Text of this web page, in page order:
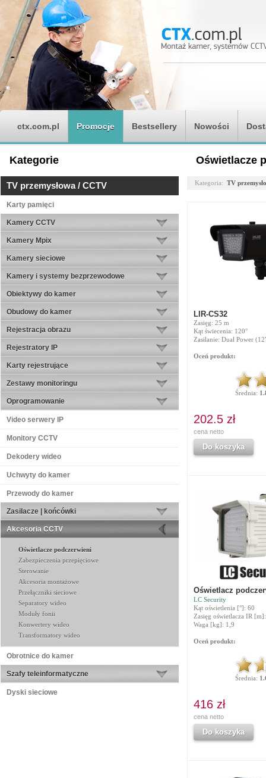
ctx.com.pl Promocje Bestsellery Nowości
Kategorie
TV przemysłowa / CCTV
Karty pamięci
Kamery CCTV
Kamery Mpix
Kamery sieciowe
Kamery i systemy bezprzewodowe
Obiektywy do kamer
Obudowy do kamer
Rejestracja obrazu
Rejestratory IP
Karty rejestrujące
Zestawy monitoringu
Oprogramowanie
Video serwery IP
Monitory CCTV
Dekodery wideo
Uchwyty do kamer
Przewody do kamer
Zasilacze | końcówki
Akcesoria CCTV
Oświetlacze podczerwieni
Zabezpieczenia przepięciowe
Sterowanie
Akcesoria montażowe
Przełączniki sieciowe
Separatory wideo
Moduły fonii
Konwertery wideo
Transformatory wideo
Obrotnice do kamer
Szafy teleinformatyczne
Dyski sieciowe
Oświetlacze
Kategoria: TV
LIR-CS32
Zasięg: 25 m
Kąt świecenia: 120°
Zasilanie: Dual Power
Oceń produkt:
Średnia:
202.5 zł
cena netto
Do koszyka
Oświetlacz
LC Security
Kąt oświetlenia [°]: 60
Zasięg oświetlacza IR
Waga [kg]: 1,9
Oceń produkt:
Średnia:
416 zł
cena netto
Do koszyka